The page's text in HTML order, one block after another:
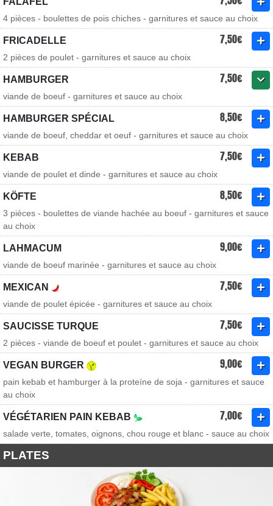
4 pièces - boulettes de pois chiches - garnitures et sauce au choix
FRICADELLE 7,50€
2 pièces de poulet - garnitures et sauce au choix
HAMBURGER 7,50€
viande de boeuf - garnitures et sauce au choix
HAMBURGER SPÉCIAL 8,50€
viande de boeuf, cheddar et oeuf - garnitures et sauce au choix
KEBAB 7,50€
viande de poulet et dinde - garnitures et sauce au choix
KÖFTE 8,50€
3 pièces - boulettes de viande hachée au boeuf - garnitures et sauce
au choix
LAHMACUM 9,00€
viande de boeuf marinée - garnitures et sauce au choix
MEXICAN 7,50€
viande de poulet épicée - garnitures et sauce au choix
SAUCISSE TURQUE 7,50€
2 pièces - viande de boeuf et poulet - garnitures et sauce au choix
VEGAN BURGER 9,00€
pain kebab et hamburger à la proteíne de soja - garnitures et sauce
au choix
VÉGÉTARIEN PAIN KEBAB 7,00€
salade verte, tomates, oignons, chou rouge et blanc - sauce au choix
PLATES